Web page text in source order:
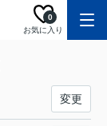
お気に入り
0
変更